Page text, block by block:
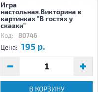
Игра
настольная.Викторина в
картинках "В гостях у
сказки"
Код: 80746
Цена: 195 р.
В КОРЗИНУ